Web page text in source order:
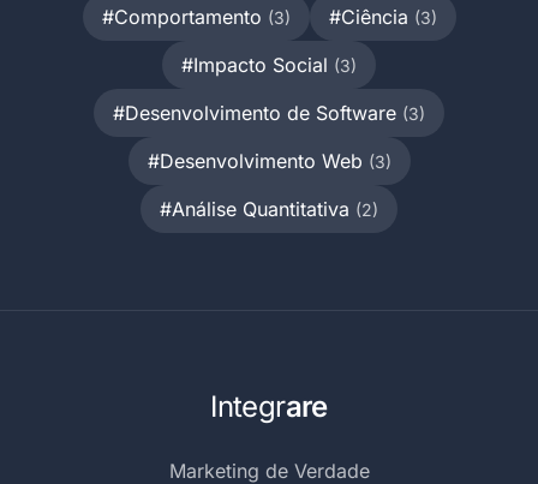
#Comportamento (3) #Ciência (3)
#Impacto Social (3)
#Desenvolvimento de Software (3)
#Desenvolvimento Web (3)
#Análise Quantitativa (2)
Integrare
Marketing de Verdade